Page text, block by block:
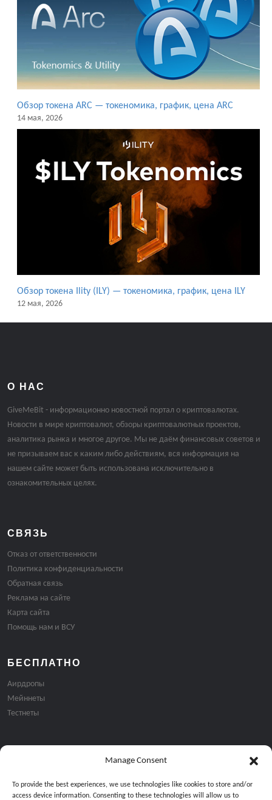
Manage Consent
To provide the best experiences, we use technologies like cookies to store and/or
access device information. Consenting to these technologies will allow us to
Обзор токена ARC — токеномика, график, цена ARC
14 мая, 2026
Обзор токена Ility (ILY) — токеномика, график, цена ILY
12 мая, 2026
О НАС
GiveMeBit - информационно новостной портал о криптовалютах.
Новости в мире криптовалют, обзоры криптовалютных проектов,
аналитика рынка и многое другое. Мы не даём финансовых советов и
не призываем вас к каким либо действиям, вся информация на
нашем сайте может быть использована исключительно в
ознакомительных целях.
СВЯЗЬ
Отказ от ответственности
Политика конфиденциальности
Обратная связь
Реклама на сайте
Карта сайта
Помощь нам и ВСУ
БЕСПЛАТНО
Аирдропы
Мейннеты
Тестнеты
Подписка на email рассылку: